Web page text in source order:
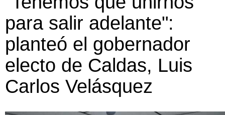
para salir adelante":
planteó el gobernador
electo de Caldas, Luis
Carlos Velásquez